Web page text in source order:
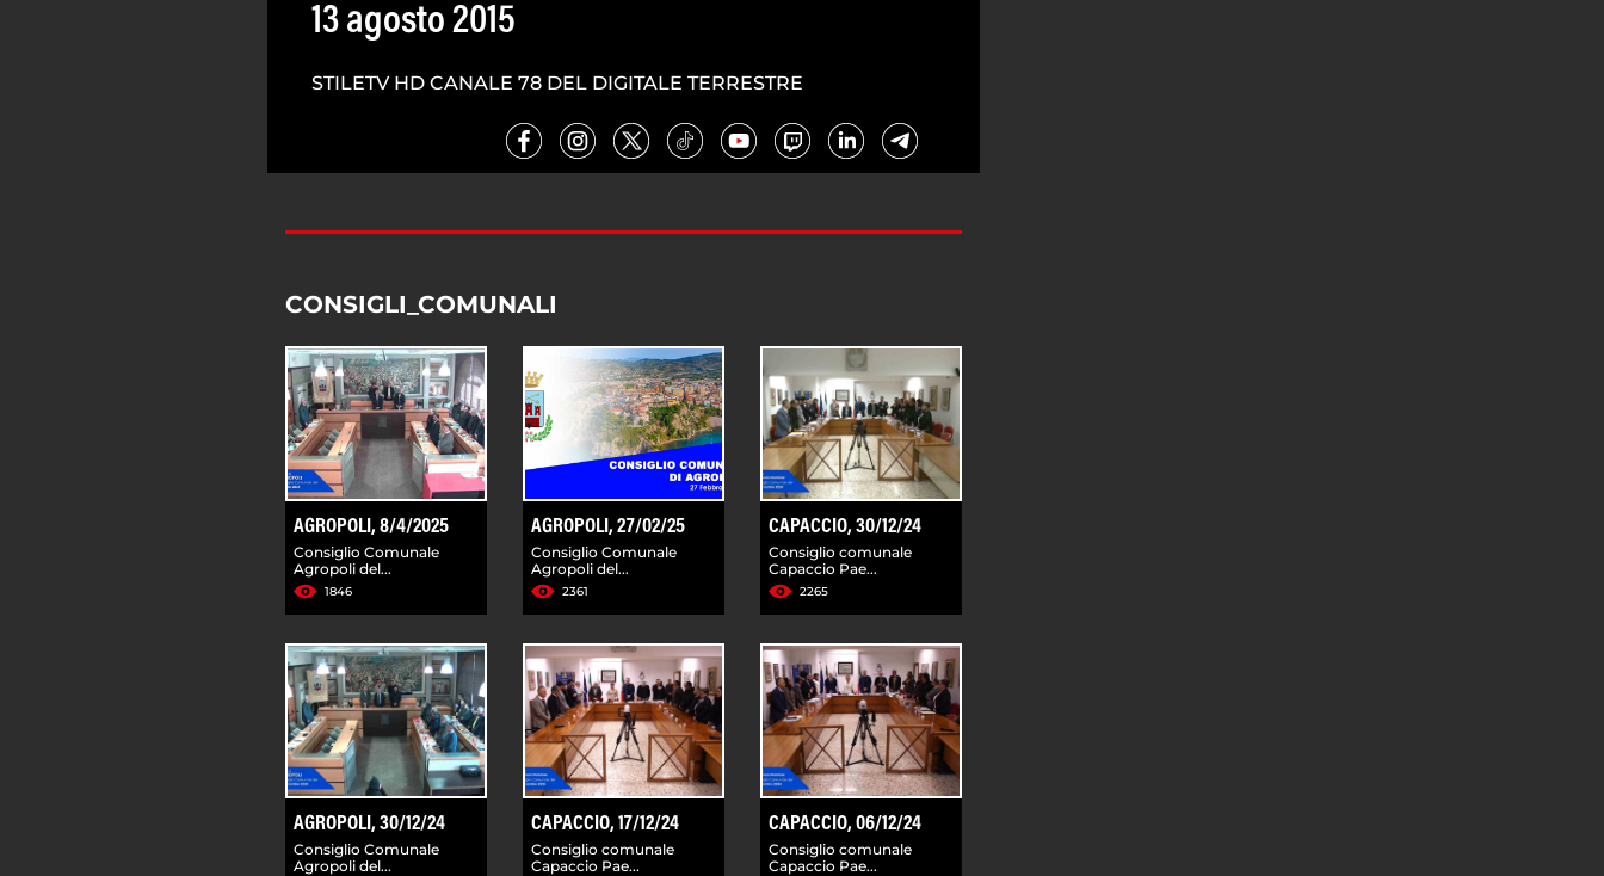
13 agosto 2015
STILETV HD CANALE 78 DEL DIGITALE TERRESTRE
CONSIGLI_COMUNALI
AGROPOLI, 8/4/2025
Consiglio Comunale
Agropoli del...
1846
AGROPOLI, 27/02/25
Consiglio Comunale
Agropoli del...
2361
CAPACCIO, 30/12/24
Consiglio comunale
Capaccio Pae...
2265
AGROPOLI, 30/12/24
Consiglio Comunale
Agropoli del...
CAPACCIO, 17/12/24
Consiglio comunale
Capaccio Pae...
CAPACCIO, 06/12/24
Consiglio comunale
Capaccio Pae...